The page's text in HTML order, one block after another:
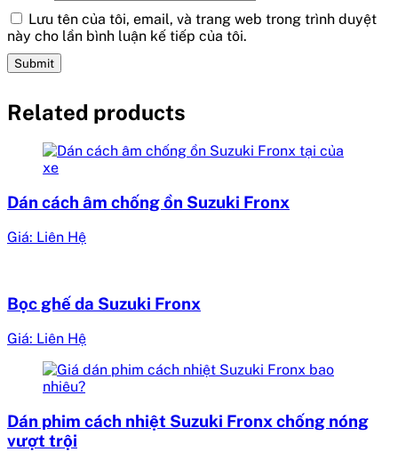
Lưu tên của tôi, email, và trang web trong trình duyệt
này cho lần bình luận kế tiếp của tôi.
Related products
Dán cách âm chống ồn Suzuki Fronx
Giá: Liên Hệ
Bọc ghế da Suzuki Fronx
Giá: Liên Hệ
Dán phim cách nhiệt Suzuki Fronx chống nóng
vượt trội